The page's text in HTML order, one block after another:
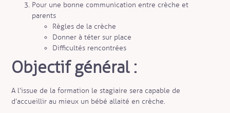
Pour une bonne communication entre crèche et
parents
Règles de la crèche
Donner à téter sur place
Difficultés rencontrées
Objectif général :
A l’issue de la formation le stagiaire sera capable de
d’accueillir au mieux un bébé allaité en crèche.